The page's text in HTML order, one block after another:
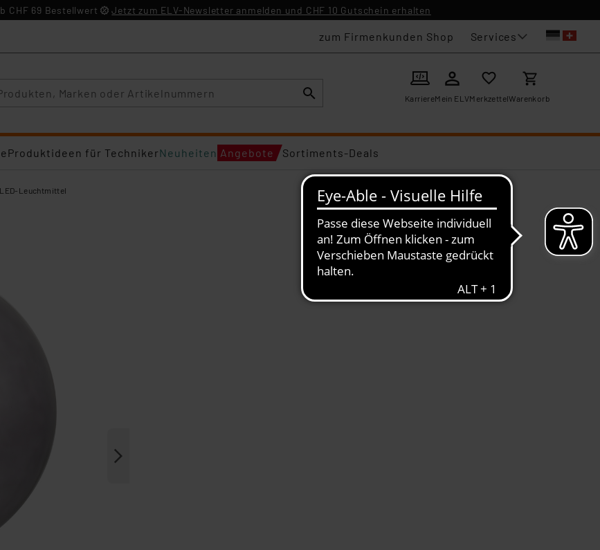
CHF 69 Bestellwert Jetzt zum ELV-Newsletter anmelden und CHF 10 Gutschein erhalten
zum Firmenkunden Shop Services
KarriereMein ELVMerkzettelWarenkorb
Produktideen für TechnikerNeuheiten Angebote Sortiments-Deals
Leuchtmittel